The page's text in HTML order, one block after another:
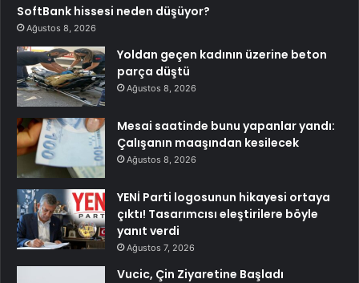
SoftBank hissesi neden düşüyor?
Ağustos 8, 2026
Yoldan geçen kadının üzerine beton
parça düştü
Ağustos 8, 2026
Mesai saatinde bunu yapanlar yandı:
Çalışanın maaşından kesilecek
Ağustos 8, 2026
YENİ Parti logosunun hikayesi ortaya
çıktı! Tasarımcısı eleştirilere böyle
yanıt verdi
Ağustos 7, 2026
Vucic, Çin Ziyaretine Başladı